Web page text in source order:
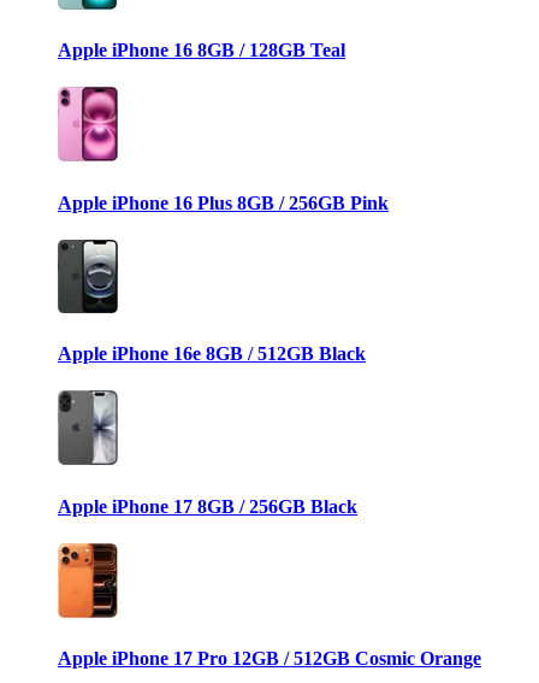
Apple iPhone 16 8GB / 128GB Teal
Apple iPhone 16 Plus 8GB / 256GB Pink
Apple iPhone 16e 8GB / 512GB Black
Apple iPhone 17 8GB / 256GB Black
Apple iPhone 17 Pro 12GB / 512GB Cosmic Orange